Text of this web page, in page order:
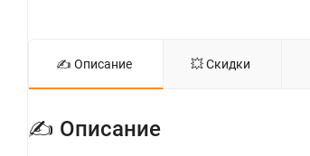
✍ Описание 💥 Скидки
✍ Описание